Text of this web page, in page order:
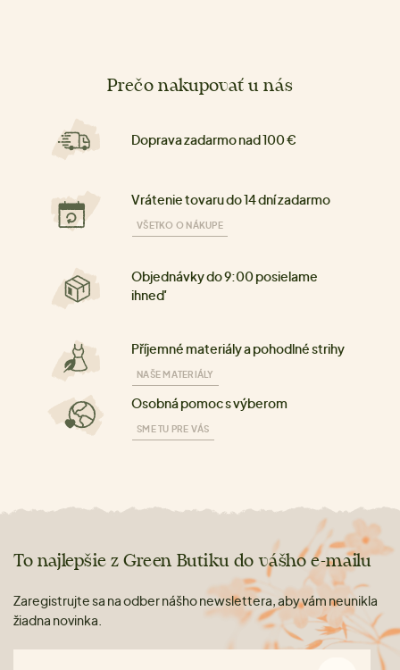
Prečo nakupovať u nás
Doprava zadarmo nad 100 €
Vrátenie tovaru do 14 dní zadarmo
VŠETKO O NÁKUPE
Objednávky do 9:00 posielame
ihneď
Příjemné materiály a pohodlné strihy
NAŠE MATERIÁLY
Osobná pomoc s výberom
SME TU PRE VÁS
To najlepšie z Green Butiku do vášho e-mailu
Zaregistrujte sa na odber nášho newslettera, aby vám neunikla
žiadna novinka.